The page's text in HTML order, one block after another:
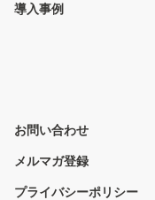
導入事例
お問い合わせ
メルマガ登録
プライバシーポリシー